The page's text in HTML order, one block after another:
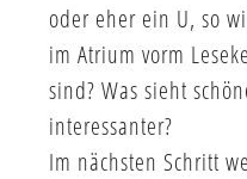
oder eher ein U, so
im Atrium vorm
sind? Was sieht
interessanter?
Im nächsten Schritt